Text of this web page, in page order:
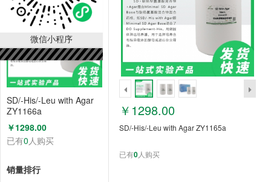
微信小程序
SD/-His/-Leu with Agar
ZY1166a
￥1298.00
已有0人购买
销量排行
￥1298.00
SD/-His/-Leu with Agar ZY1165a
已有0人购买